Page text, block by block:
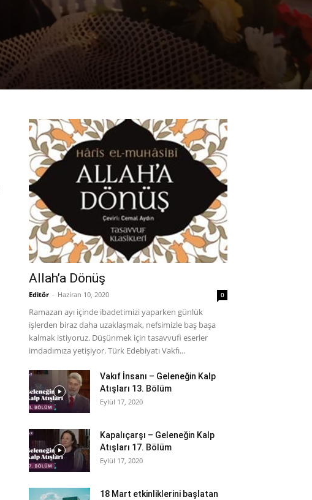
Allah’a Dönüş
Editör - Haziran 10, 2020 0
Ramazan ayı içinde ibadetimizi yaparken günlük
işlerden biraz daha uzaklaşmak, nefsimizle baş başa
kalmak istiyoruz. Düşünmek için tasavvufi eserler
imdadımıza yetişiyor. Türk Edebiyatı Vakfı...
Vakıf İnsanı – Geleneğin Kalp
Atışları 13. Bölüm
Eylül 17, 2020
Kapalıçarşı – Geleneğin Kalp
Atışları 17. Bölüm
Eylül 17, 2020
18 Mart etkinliklerini başlatan